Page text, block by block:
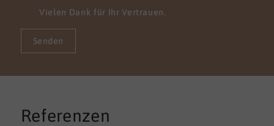
Vielen Dank für Ihr Vertrauen.
Senden
Referenzen